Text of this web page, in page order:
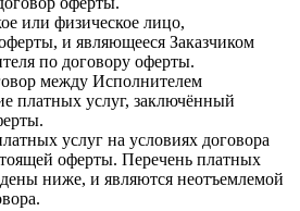
или физическое лицо,
и являющееся Заказчиком
по договору оферты.
между Исполнителем
платных услуг, заключённый
услуг на условиях договора
оферты. Перечень платных
ниже, и являются неотъемлемой